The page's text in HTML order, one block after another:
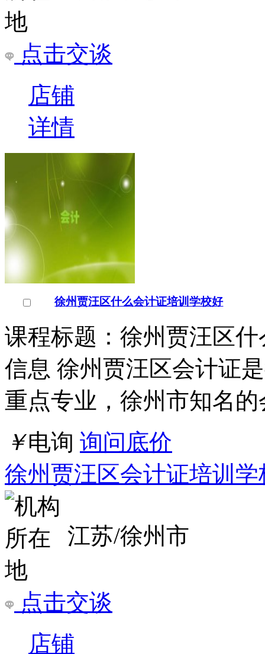
徐州贾汪区什么会计证培训学校好
课程标题：徐州贾汪区
信息 徐州贾汪区会计证
重点专业，徐州市知名的
￥电询
询问底价
徐州贾汪区会计证培训学
江苏/徐州市
点击交谈
店铺
详情